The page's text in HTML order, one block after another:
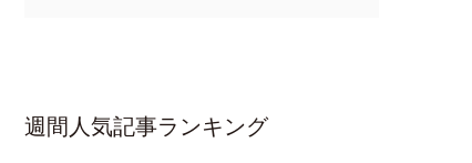
週間人気記事ランキング